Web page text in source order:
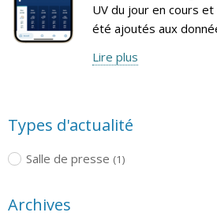
UV du jour en cours
été ajoutés aux
Lire plus
Types d'actualité
Salle de presse (1)
Archives